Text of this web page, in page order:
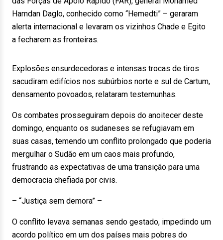
Hamdan Daglo, conhecido como “Hemedti” – geraram
alerta internacional e levaram os vizinhos Chade e Egito
a fecharem as fronteiras.
Explosões ensurdecedoras e intensas trocas de tiros
sacudiram edifícios nos subúrbios norte e sul de Cartum,
densamento povoados, relataram testemunhas.
Os combates prosseguiram depois do anoitecer deste
domingo, enquanto os sudaneses se refugiavam em
suas casas, temendo um conflito prolongado que poderia
mergulhar o Sudão em um caos mais profundo,
frustrando as expectativas de uma transição para uma
democracia chefiada por civis.
– “Justiça sem demora” –
O conflito levava semanas sendo gestado, impedindo um
acordo político em um dos países mais pobres do